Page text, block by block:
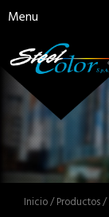
Menu
Inicio/Productos/